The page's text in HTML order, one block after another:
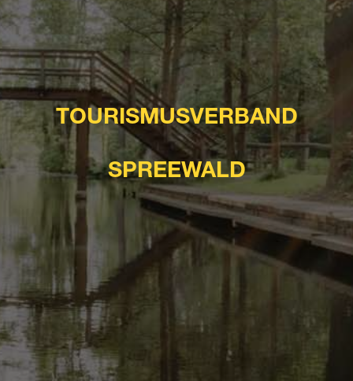
TOURISMUSVERBAND
SPREEWALD